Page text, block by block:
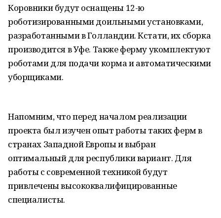
Коровники будут оснащены 12-ю
роботизированными доильными установками,
разработанными в Голландии. Кстати, их сборка
производится в Уфе. Также ферму укомплектуют
роботами для подачи корма и автоматическими
уборщиками.
Напомним, что перед началом реализации
проекта был изучен опыт работы таких ферм в
странах Западной Европы и выбран
оптимальный для республики вариант. Для
работы с современной техникой будут
привлечены высококвалифицированные
специалисты.